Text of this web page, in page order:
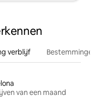
verblijf
van een maand